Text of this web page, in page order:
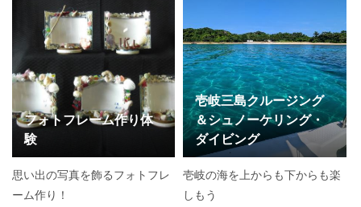
フォトフレーム作り体
験
思い出の写真を飾るフォトフレ
ーム作り！
壱岐三島クルージング
＆シュノーケリング・
ダイビング
壱岐の海を上からも下からも楽
しもう